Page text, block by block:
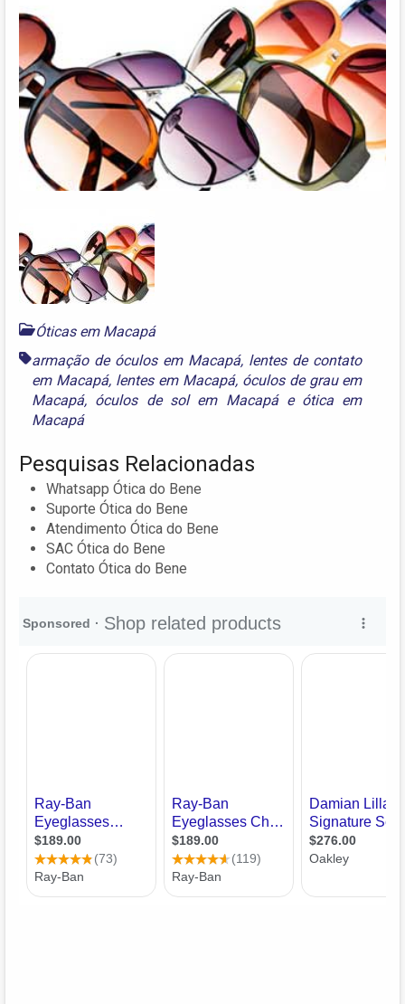
Óticas em Macapá
armação de óculos em Macapá, lentes de contato
em Macapá, lentes em Macapá, óculos de grau em
Macapá, óculos de sol em Macapáe ótica em
Macapá
Pesquisas Relacionadas
Whatsapp Ótica do Bene
Suporte Ótica do Bene
Atendimento Ótica do Bene
SAC Ótica do Bene
Contato Ótica do Bene